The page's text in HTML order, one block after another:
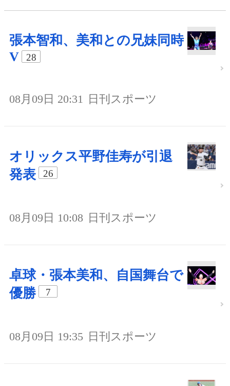
張本智和、美和との兄妹同時
V
28
08月09日 20:31 日刊スポーツ
オリックス平野佳寿が引退
発表
26
08月09日 10:08 日刊スポーツ
卓球・張本美和、自国舞台で
優勝
7
08月09日 19:35 日刊スポーツ